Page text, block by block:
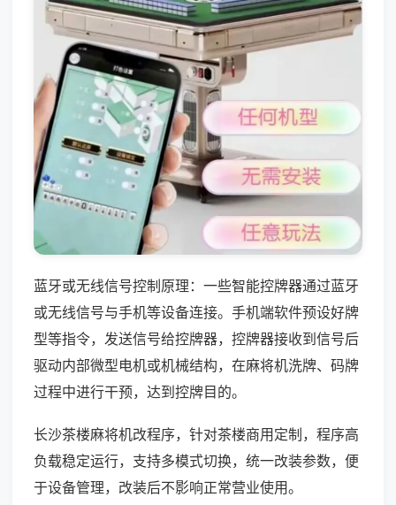
蓝牙或无线信号控制原理：一些智能控牌器通过蓝牙
或无线信号与手机等设备连接。手机端软件预设好牌
型等指令，发送信号给控牌器，控牌器接收到信号后
驱动内部微型电机或机械结构，在麻将机洗牌、码牌
过程中进行干预，达到控牌目的。
长沙茶楼麻将机改程序，针对茶楼商用定制，程序高
负载稳定运行，支持多模式切换，统一改装参数，便
于设备管理，改装后不影响正常营业使用。